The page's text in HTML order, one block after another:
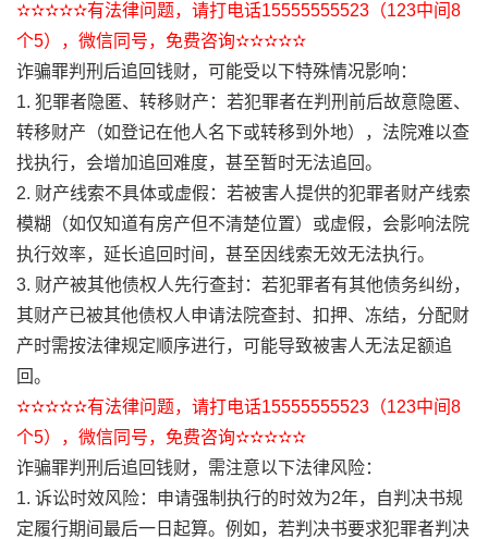
✫✫✫✫✫有法律问题，请打电话15555555523（123中间8
个5），微信同号，免费咨询✫✫✫✫✫
诈骗罪判刑后追回钱财，可能受以下特殊情况影响：
1. 犯罪者隐匿、转移财产：若犯罪者在判刑前后故意隐匿、
转移财产（如登记在他人名下或转移到外地），法院难以查
找执行，会增加追回难度，甚至暂时无法追回。
2. 财产线索不具体或虚假：若被害人提供的犯罪者财产线索
模糊（如仅知道有房产但不清楚位置）或虚假，会影响法院
执行效率，延长追回时间，甚至因线索无效无法执行。
3. 财产被其他债权人先行查封：若犯罪者有其他债务纠纷，
其财产已被其他债权人申请法院查封、扣押、冻结，分配财
产时需按法律规定顺序进行，可能导致被害人无法足额追
回。
✫✫✫✫✫有法律问题，请打电话15555555523（123中间8
个5），微信同号，免费咨询✫✫✫✫✫
诈骗罪判刑后追回钱财，需注意以下法律风险：
1. 诉讼时效风险：申请强制执行的时效为2年，自判决书规
定履行期间最后一日起算。例如，若判决书要求犯罪者判决